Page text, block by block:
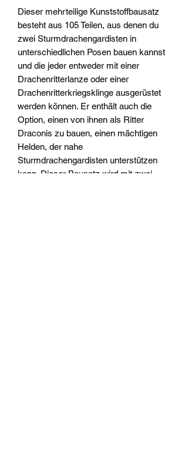
Dieser mehrteilige Kunststoffbausatz
besteht aus 105 Teilen, aus denen du
zwei Sturmdrachengardisten in
unterschiedlichen Posen bauen kannst
und die jeder entweder mit einer
Drachenritterlanze oder einer
Drachenritterkriegsklinge ausgerüstet
werden können. Er enthält auch die
Option, einen von ihnen als Ritter
Draconis zu bauen, einen mächtigen
Helden, der nahe
Sturmdrachengardisten unterstützen
kann. Dieser Bausatz wird mit zwei